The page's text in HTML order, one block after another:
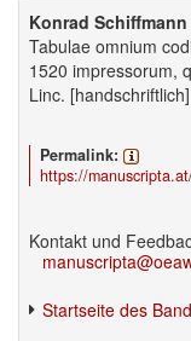
Konrad Schiffmann
Tabulae omnium
1520 impressorum,
Linc. [handschriftlich]
Permalink:
https://
Kontakt und
Startseite des